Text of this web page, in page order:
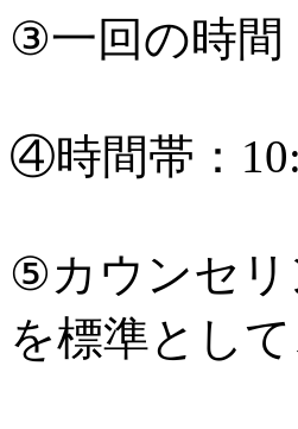
③一回の時間
④時間帯：
⑤カウンセリ
を標準とし